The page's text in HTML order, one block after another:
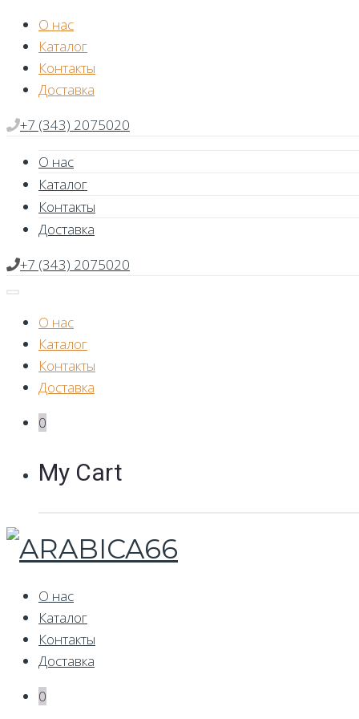
Skip
content
О нас
Каталог
Контакты
Доставка
+7 (343) 2075020
О нас
Каталог
Контакты
Доставка
+7 (343) 2075020
О нас
Каталог
Контакты
Доставка
0
My Cart
О нас
Каталог
Контакты
Доставка
0